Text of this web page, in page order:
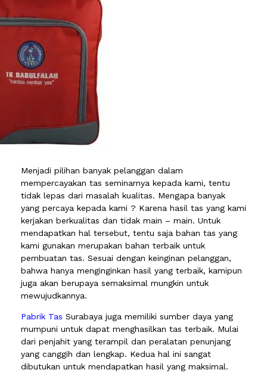
Menjadi pilihan banyak pelanggan dalam
mempercayakan tas seminarnya kepada kami, tentu
tidak lepas dari masalah kualitas. Mengapa banyak
yang percaya kepada kami ? Karena hasil tas yang kami
kerjakan berkualitas dan tidak main – main. Untuk
mendapatkan hal tersebut, tentu saja bahan tas yang
kami gunakan merupakan bahan terbaik untuk
pembuatan tas. Sesuai dengan keinginan pelanggan,
bahwa hanya menginginkan hasil yang terbaik, kamipun
juga akan berupaya semaksimal mungkin untuk
mewujudkannya.
Pabrik Tas Surabaya juga memiliki sumber daya yang
mumpuni untuk dapat menghasilkan tas terbaik. Mulai
dari penjahit yang terampil dan peralatan penunjang
yang canggih dan lengkap. Kedua hal ini sangat
dibutukan untuk mendapatkan hasil yang maksimal.